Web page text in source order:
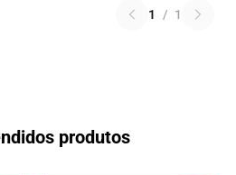
1 / 1
produtos